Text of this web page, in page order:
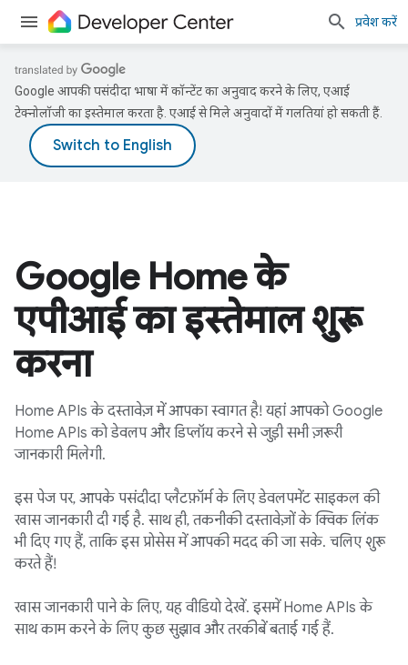
प्रवेश करें
Google आपकी पसंदीदा भाषा में कॉन्टेंट का अनुवाद करने के लिए, एआई
टेक्नोलॉजी का इस्तेमाल करता है. एआई से मिले अनुवादों में गलतियां हो सकती हैं.
Google Home के
एपीआई का इस्तेमाल शुरू
करना
Home APIs के दस्तावेज़ में आपका स्वागत है! यहां आपको Google
Home APIs को डेवलप और डिप्लॉय करने से जुड़ी सभी ज़रूरी
जानकारी मिलेगी.
इस पेज पर, आपके पसंदीदा प्लैटफ़ॉर्म के लिए डेवलपमेंट साइकल की
खास जानकारी दी गई है. साथ ही, तकनीकी दस्तावेज़ों के क्विक लिंक
भी दिए गए हैं, ताकि इस प्रोसेस में आपकी मदद की जा सके. चलिए शुरू
करते हैं!
खास जानकारी पाने के लिए, यह वीडियो देखें. इसमें Home APIs के
साथ काम करने के लिए कुछ सुझाव और तरकीबें बताई गई हैं.